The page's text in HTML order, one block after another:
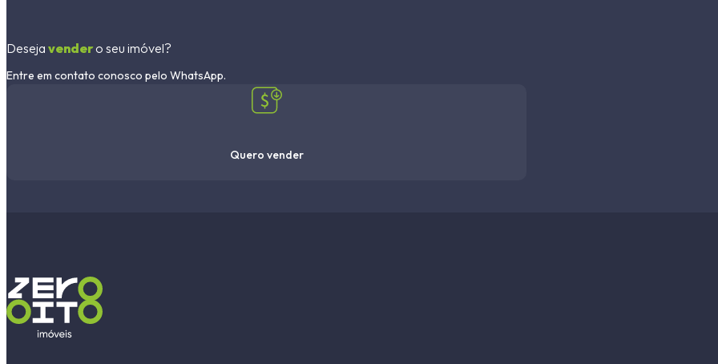
Deseja vendero seu imóvel?
Entre em contato conosco pelo WhatsApp.
Quero vender